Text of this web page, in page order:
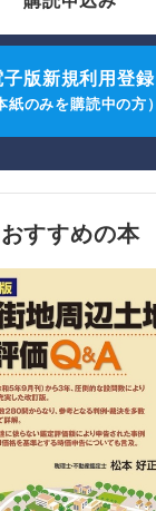
子版新規利用登録
紙のみを購読中の方）
おすすめの本